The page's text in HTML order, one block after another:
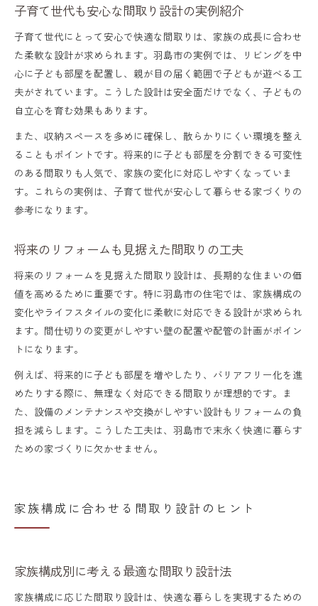
子育て世代も安心な間取り設計の実例紹介
子育て世代にとって安心で快適な間取りは、家族の成長に合わせ
た柔軟な設計が求められます。羽島市の実例では、リビングを中
心に子ども部屋を配置し、親が目の届く範囲で子どもが遊べる工
夫がされています。こうした設計は安全面だけでなく、子どもの
自立心を育む効果もあります。
また、収納スペースを多めに確保し、散らかりにくい環境を整え
ることもポイントです。将来的に子ども部屋を分割できる可変性
のある間取りも人気で、家族の変化に対応しやすくなっていま
す。これらの実例は、子育て世代が安心して暮らせる家づくりの
参考になります。
将来のリフォームも見据えた間取りの工夫
将来のリフォームを見据えた間取り設計は、長期的な住まいの価
値を高めるために重要です。特に羽島市の住宅では、家族構成の
変化やライフスタイルの変化に柔軟に対応できる設計が求められ
ます。間仕切りの変更がしやすい壁の配置や配管の計画がポイン
トになります。
例えば、将来的に子ども部屋を増やしたり、バリアフリー化を進
めたりする際に、無理なく対応できる間取りが理想的です。ま
た、設備のメンテナンスや交換がしやすい設計もリフォームの負
担を減らします。こうした工夫は、羽島市で末永く快適に暮らす
ための家づくりに欠かせません。
家族構成に合わせる間取り設計のヒント
家族構成別に考える最適な間取り設計法
家族構成に応じた間取り設計は、快適な暮らしを実現するための